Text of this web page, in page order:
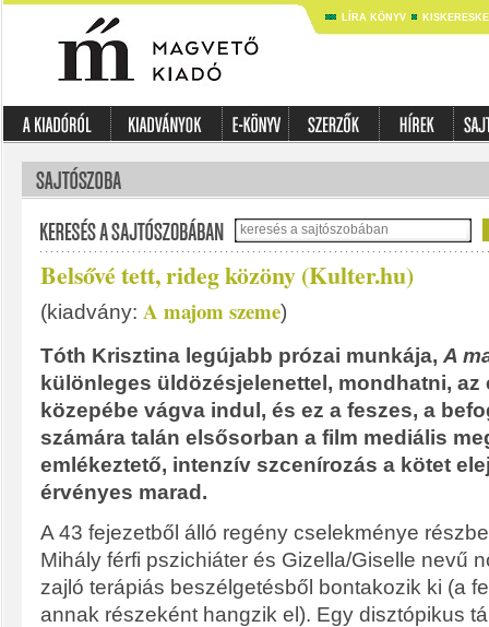
LÍRA KÖNYV
Belsővé tett, rideg közöny (Kulter.hu)
(kiadvány: A majom szeme)
Tóth Krisztina legújabb prózai munkája, A
különleges üldözésjelenettel, mondhatni,
közepébe vágva indul, és ez a feszes, a
számára talán elsősorban a film mediális
emlékeztető, intenzív szcenírozás a kötet
érvényes marad.
A 43 fejezetből álló regény cselekménye
Mihály férfi pszichiáter és Gizella/Giselle nevű
zajló terápiás beszélgetésből bontakozik ki (a
annak részeként hangzik el). Egy disztópikus